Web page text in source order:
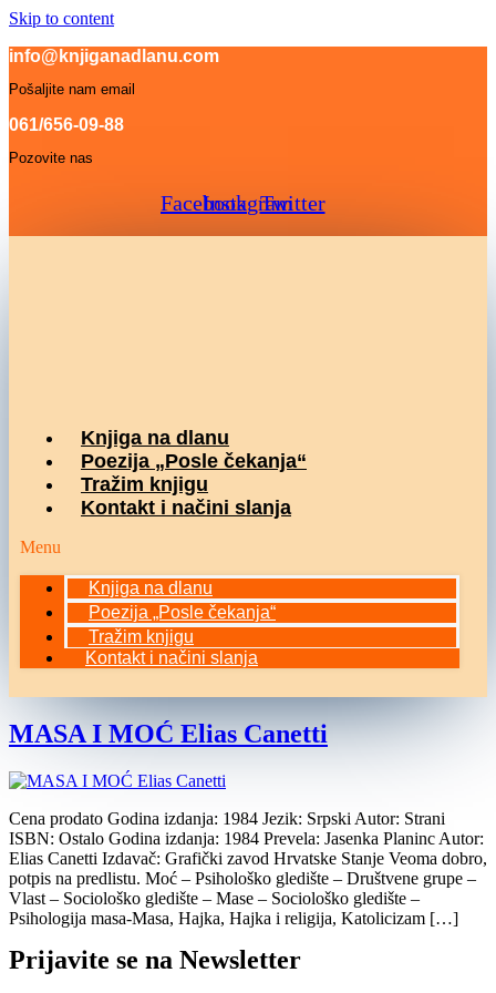
Skip to content
info@knjiganadlanu.com
Pošaljite nam email
061/656-09-88
Pozovite nas
FacebookInstagramTwitter
Knjiga na dlanu
Poezija „Posle čekanja“
Tražim knjigu
Kontakt i načini slanja
Menu
Knjiga na dlanu
Poezija „Posle čekanja“
Tražim knjigu
Kontakt i načini slanja
MASA I MOĆ Elias Canetti
Cena prodato Godina izdanja: 1984 Jezik: Srpski Autor: Strani
ISBN: Ostalo Godina izdanja: 1984 Prevela: Jasenka Planinc Autor:
Elias Canetti Izdavač: Grafički zavod Hrvatske Stanje Veoma dobro,
potpis na predlistu. Moć – Psihološko gledište – Društvene grupe –
Vlast – Sociološko gledište – Mase – Sociološko gledište –
Psihologija masa-Masa, Hajka, Hajka i religija, Katolicizam […]
Prijavite se na Newsletter